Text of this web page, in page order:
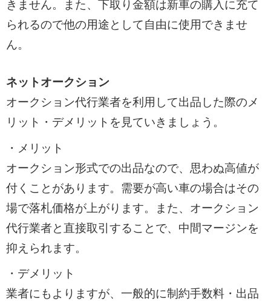
きません。また、下取り金額は新車の購入に充て
られるので他の用途として自由に使用できませ
ん。
ネットオークション
オークション代行業者を利用して出品した際のメ
リット・デメリットを見ていきましょう。
・メリット
オークション形式での出品なので、思わぬ高値が
付くことがあります。需要が高い車の場合はその
場で落札価格が上がります。また、オークション
代行業者と直接取引することで、中間マージンを
抑えられます。
・デメリット
業者にもよりますが、一般的に制約手数料・出品